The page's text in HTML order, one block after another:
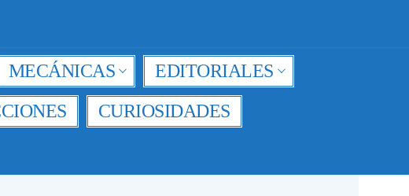
MECÁNICAS
EDITORIALES
CURIOSIDADES